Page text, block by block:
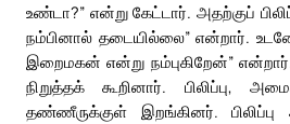
உண்டா?” என்று கேட்டார். அதற்குப்
நம்பினால் தடையில்லை” என்றார்.
இறைமகன் என்று நம்புகிறேன்”
நிறுத்தக் கூறினார். பிலிப்பு,
தண்ணீருக்குள் இறங்கினர். பிலிப்பு